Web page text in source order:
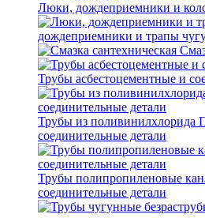
Люки, дождеприемники и
дождеприемники и трапы
Трубы асбестоцементные и
Трубы из
соединительные детали
Трубы полипропиленовые
соединительные детали